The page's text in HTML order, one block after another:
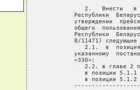
2.   Внести
Республики
утверждении
общего
Республики
8/11471) следующие
2.1.  в
указанному
         «330»;
2.2. в главе 2
в позиции
в позиции